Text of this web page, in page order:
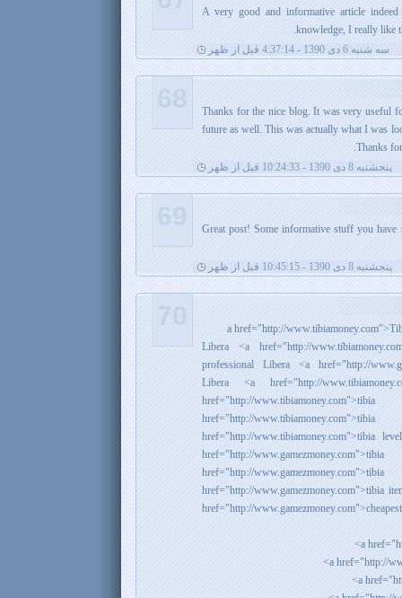
A very good and informative article
knowledge, I really like
سه شنبه 6 دی 1390 - 4:37:14 قبل از ظهر
Thanks for the nice blog. It was very useful
future as well. This was actually what I was
Thanks
پنجشنبه 8 دی 1390 - 10:24:33 قبل از ظهر
Great post! Some informative stuff you have
پنجشنبه 8 دی 1390 - 10:45:15 قبل از ظهر
Libera <a href="http://
professional Libera <a href="http://
Libera <a href="http://
href="http://
href="http://
href="http://www.tibiamoney.com">tibia
href="http://
href="http://
href="http://www.gamezmoney.com">tibia
href="http://